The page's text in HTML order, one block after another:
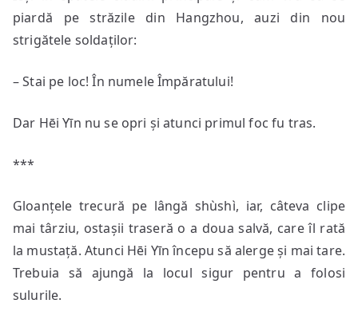
piardă pe străzile din Hangzhou, auzi din nou
strigătele soldaților:
– Stai pe loc! În numele Împăratului!
Dar Hēi Yīn nu se opri și atunci primul foc fu tras.
***
Gloanțele trecură pe lângă shùshì, iar, câteva clipe
mai târziu, ostașii traseră o a doua salvă, care îl rată
la mustață. Atunci Hēi Yīn începu să alerge și mai tare.
Trebuia să ajungă la locul sigur pentru a folosi
sulurile.